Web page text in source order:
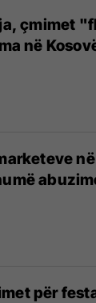
çmimet
në
për